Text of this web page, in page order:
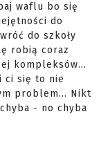
waflu bo się
do
do szkoły
robią coraz
kompleksów...
ci się to nie
problem... Nikt
- no chyba